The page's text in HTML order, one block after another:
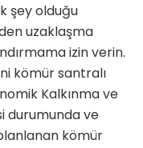
şey olduğu
uzaklaşma
izin verin.
kömür santralı
Kalkınma ve
durumunda ve
kömür